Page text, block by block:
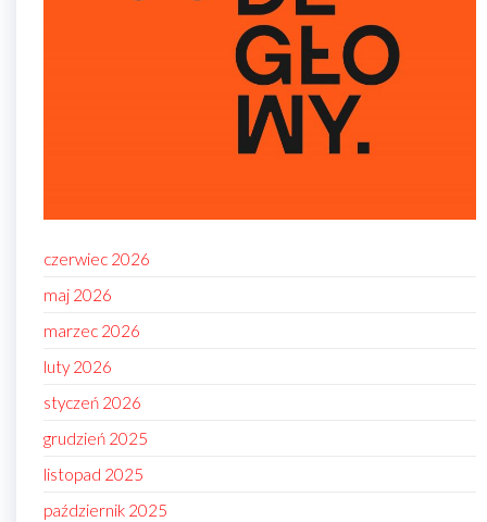
czerwiec 2026
maj 2026
marzec 2026
luty 2026
styczeń 2026
grudzień 2025
listopad 2025
październik 2025